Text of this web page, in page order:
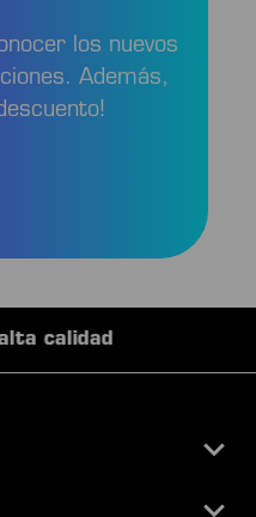
los nuevos
Además,
calidad